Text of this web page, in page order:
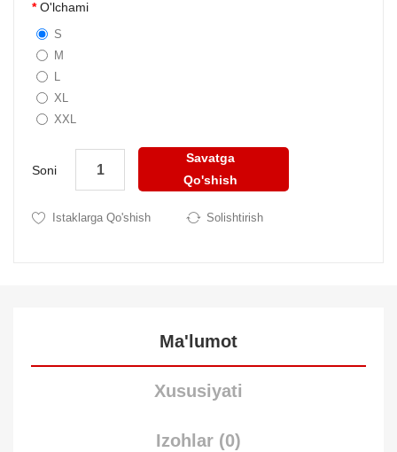
O'lchami
S
M
L
XL
XXL
Soni
Savatga
Qo'shish
Istaklarga Qo'shish Solishtirish
Ma'lumot
Xususiyati
Izohlar (0)